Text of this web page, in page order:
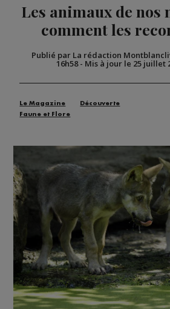
Les animaux de nos
comment les
Publié par La rédaction
16h58- Mis à jour le 25 juillet
Le Magazine
Découverte
Faune et Flore